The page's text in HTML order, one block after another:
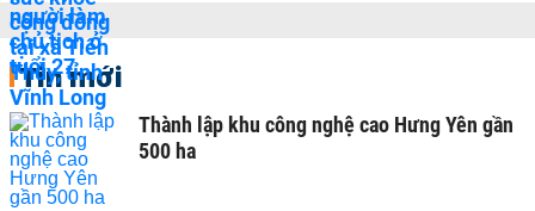
Tin mới
Thành lập khu công nghệ cao Hưng Yên gần
500 ha